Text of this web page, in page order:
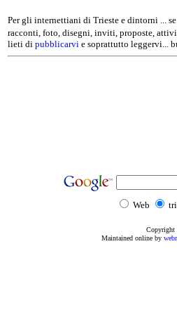
Per gli internettiani di Trieste e dintorni ...
racconti, foto, disegni, inviti, proposte,
lieti di pubblicarvi e soprattutto leggervi...
Web
Maintained online by